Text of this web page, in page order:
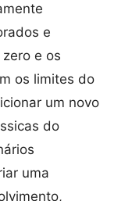
e
e os
os limites do
um novo
do
uma